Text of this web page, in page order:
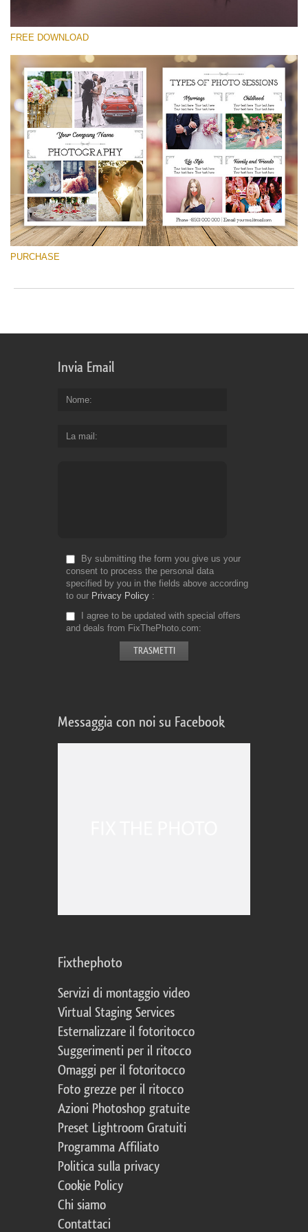
Si prega di Selezionare
Free Font #48
Photography Flyer Template
Download Gratuito
FREE DOWNLOAD
PURCHASE
Invia Email
Nome
La mail
By submitting the form you give us your
consent to process the personal data
specified by you in the fields above according
to our Privacy Policy
I agree to be updated with special offers
and deals from FixThePhoto.com
Messaggia con noi su Facebook
Fixthephoto
Servizi di montaggio video
Virtual Staging Services
Esternalizzare il fotoritocco
Suggerimenti per il ritocco
Omaggi per il fotoritocco
Foto grezze per il ritocco
Azioni Photoshop gratuite
Preset Lightroom Gratuiti
Programma Affiliato
Politica sulla privacy
Cookie Policy
Chi siamo
Contattaci